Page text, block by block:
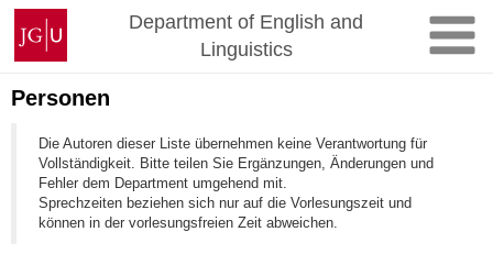
Zum
Inhalt
springen
Johannes
Gutenberg-
Universität
Mainz
Department of English and
Linguistics
Personen
Die Autoren dieser Liste übernehmen keine Verantwortung für
Vollständigkeit. Bitte teilen Sie Ergänzungen, Änderungen und
Fehler dem Department umgehend mit.
Sprechzeiten beziehen sich nur auf die Vorlesungszeit und
können in der vorlesungsfreien Zeit abweichen.